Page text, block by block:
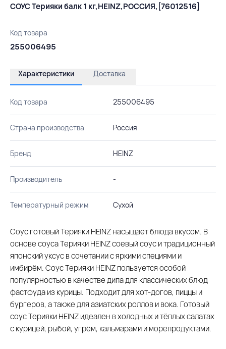
СОУС Терияки балк 1 кг,HEINZ,РОССИЯ,[76012516]
Код товара
255006495
Характеристики Доставка
Код товара 255006495
Страна производства Россия
Бренд HEINZ
Производитель -
Температурный режим Сухой
Соус готовый Терияки HEINZ насыщает блюда вкусом. В
основе соуса Терияки HEINZ соевый соус и традиционный
японский уксус в сочетании с яркими специями и
имбирём. Соус Терияки HEINZ пользуется особой
популярностью в качестве дипа для классических блюд
фастфуда из курицы. Подходит для хот-догов, пиццы и
бургеров, а также для азиатских роллов и вока. Готовый
соус Терияки HEINZ идеален в холодных и тёплых салатах
с курицей, рыбой, угрём, кальмарами и морепродуктами.